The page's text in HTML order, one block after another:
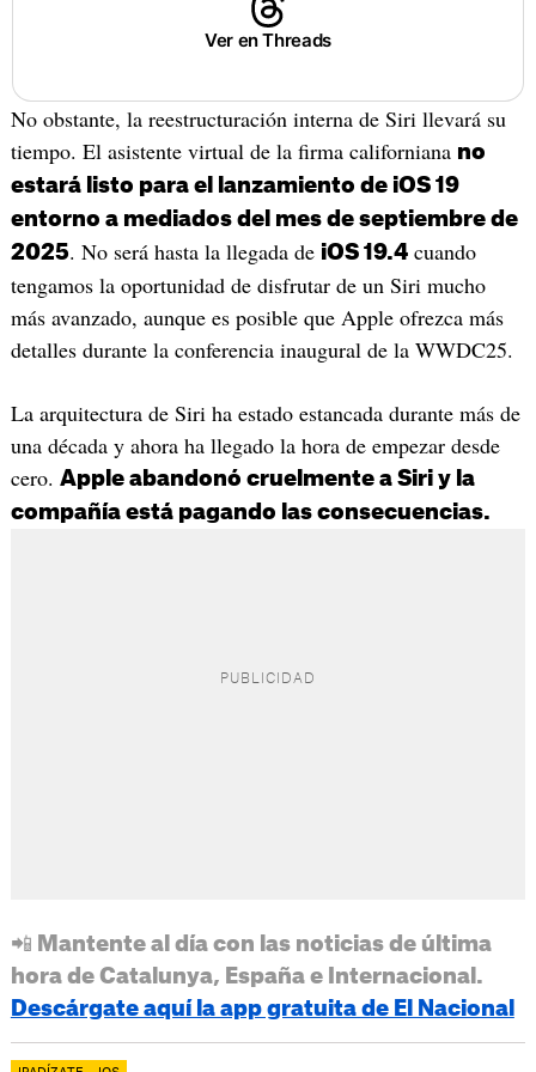
Ver en Threads
No obstante, la reestructuración interna de Siri llevará su
tiempo. El asistente virtual de la firma californiana no
estará listo para el lanzamiento de iOS 19
entorno a mediados del mes de septiembre de
2025. No será hasta la llegada de iOS 19.4cuando
tengamos la oportunidad de disfrutar de un Siri mucho
más avanzado, aunque es posible que Apple ofrezca más
detalles durante la conferencia inaugural de la WWDC25.
La arquitectura de Siri ha estado estancada durante más de
una década y ahora ha llegado la hora de empezar desde
cero. Apple abandonó cruelmente a Siri y la
compañía está pagando las consecuencias.
📲 Mantente al día con las noticias de última
hora de Catalunya, España e Internacional.
Descárgate aquí la app gratuita de El Nacional